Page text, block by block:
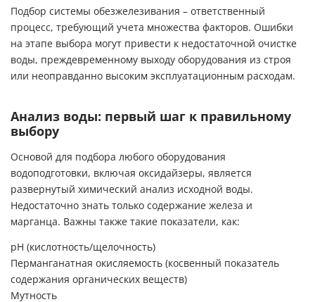
Подбор системы обезжелезивания – ответственный
процесс, требующий учета множества факторов. Ошибки
на этапе выбора могут привести к недостаточной очистке
воды, преждевременному выходу оборудования из строя
или неоправданно высоким эксплуатационным расходам.
Анализ воды: первый шаг к правильному
выбору
Основой для подбора любого оборудования
водоподготовки, включая оксидайзеры, является
развернутый химический анализ исходной воды.
Недостаточно знать только содержание железа и
марганца. Важны также такие показатели, как:
pH (кислотность/щелочность)
Перманганатная окисляемость (косвенный показатель
содержания органических веществ)
Мутность